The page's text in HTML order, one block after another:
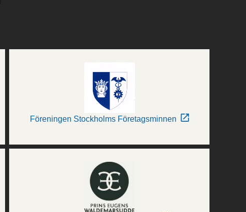
Föreningen Stockholms Företagsminnen